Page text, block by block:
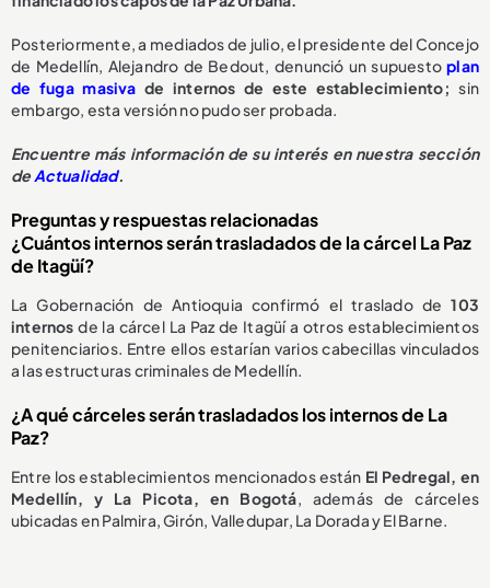
Posteriormente, a mediados de julio, el presidente del Concejo
de Medellín, Alejandro de Bedout, denunció un supuesto plan
de fuga masivade internos de este establecimiento;sin
embargo, esta versión no pudo ser probada.
Encuentre más información de su interés en nuestra sección
deActualidad.
Preguntas y respuestas relacionadas
¿Cuántos internos serán trasladados de la cárcel La Paz
de Itagüí?
La Gobernación de Antioquia confirmó el traslado de103
internos de la cárcel La Paz de Itagüí a otros establecimientos
penitenciarios. Entre ellos estarían varios cabecillas vinculados
a las estructuras criminales de Medellín.
¿A qué cárceles serán trasladados los internos de La
Paz?
Entre los establecimientos mencionados están El Pedregal, en
Medellín, y La Picota, en Bogotá, además de cárceles
ubicadas en Palmira, Girón, Valledupar, La Dorada y El Barne.